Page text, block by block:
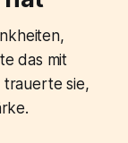
das mit
trauerte sie,